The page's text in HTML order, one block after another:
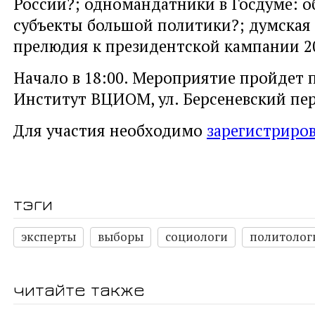
субъекты большой политики?;
прелюдия к президентской кампании
Начало в 18:00. Мероприятие пройдет
Институт ВЦИОМ, ул. Берсеневский
Для участия необходимо
тэги
эксперты выборы социологи
читайте также